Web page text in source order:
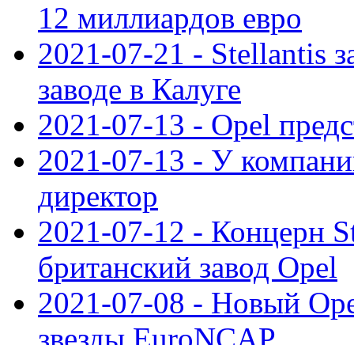
12 миллиардов евро
2021-07-21 - Stellantis
заводе в Калуге
2021-07-13 - Opel
2021-07-13 - У
директор
2021-07-12 - Концерн
британский завод Opel
2021-07-08 - Новый